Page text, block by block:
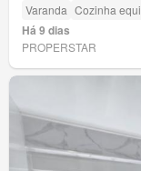
Varanda Cozinha
Há 9 dias
PROPERSTAR